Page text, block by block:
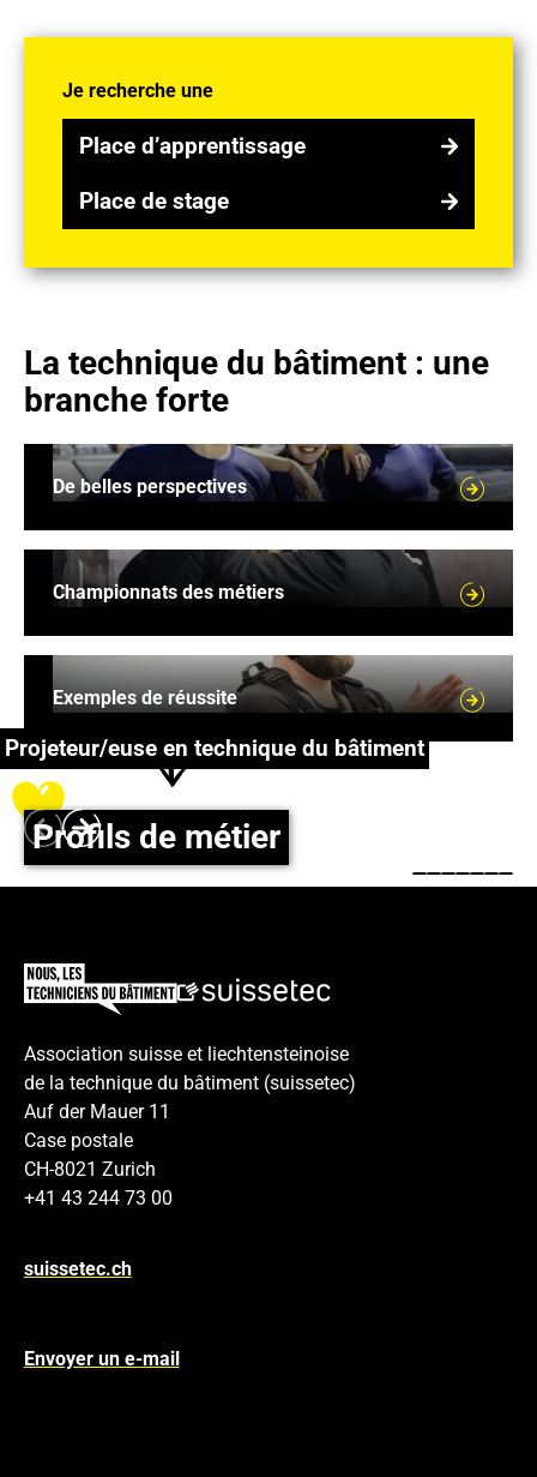
Je recherche une
Place d’apprentissage
Place de stage
La technique du bâtiment : une
branche forte
De belles perspectives
Championnats des métiers
Championnats des métiers
Exemples de réussite
Exemples de réussite
Les
possibilités
Profils de métier
Projeteur/euse en technique du bâtiment
plus !
Association suisse et liechtensteinoise
de la technique du bâtiment (suissetec)
Auf der Mauer 11
Case postale
CH-8021 Zurich
+41 43 244 73 00
suissetec.ch
Envoyer un e-mail